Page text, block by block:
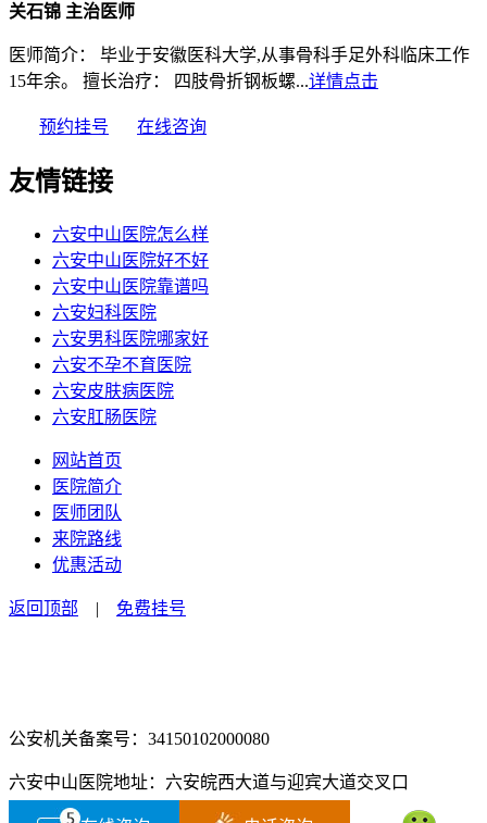
关石锦 主治医师
医师简介： 毕业于安徽医科大学,从事骨科手足外科临床工作
15年余。 擅长治疗： 四肢骨折钢板螺...详情点击
预约挂号 在线咨询
友情链接
六安中山医院怎么样
六安中山医院好不好
六安中山医院靠谱吗
六安妇科医院
六安男科医院哪家好
六安不孕不育医院
六安皮肤病医院
六安肛肠医院
网站首页
医院简介
医师团队
来院路线
优惠活动
返回顶部 | 免费挂号
公安机关备案号：34150102000080
六安中山医院地址：六安皖西大道与迎宾大道交叉口